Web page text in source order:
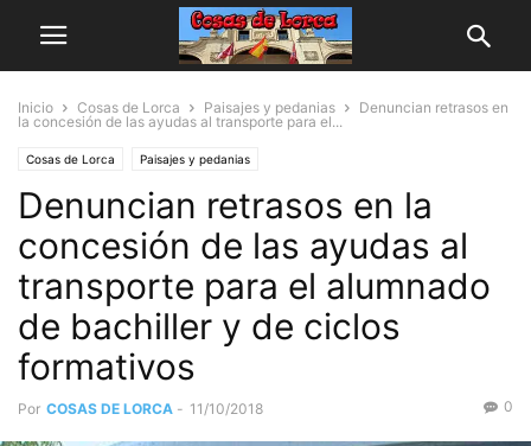
Inicio Cosas de Lorca Paisajes y pedanias
Denuncian retrasos en
la concesión de las ayudas al transporte para el...
Cosas de Lorca Paisajes y pedanias
Denuncian retrasos en la
concesión de las ayudas al
transporte para el alumnado
de bachiller y de ciclos
formativos
Por COSAS DE LORCA - 11/10/2018 0